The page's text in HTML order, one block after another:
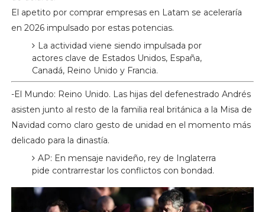
El apetito por comprar empresas en Latam se aceleraría
en 2026 impulsado por estas potencias.
La actividad viene siendo impulsada por
actores clave de Estados Unidos, España,
Canadá, Reino Unido y Francia.
-El Mundo: Reino Unido. Las hijas del defenestrado Andrés
asisten junto al resto de la familia real británica a la Misa de
Navidad como claro gesto de unidad en el momento más
delicado para la dinastía.
AP: En mensaje navideño, rey de Inglaterra
pide contrarrestar los conflictos con bondad.